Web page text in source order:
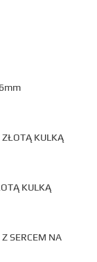
ZŁOTĄ KULKĄ
KULKĄ
SERCEM NA